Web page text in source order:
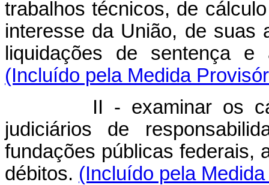
trabalhos técnicos, de
interesse da União, de suas
liquidações de sentença
(Incluído pela Medida
II - examinar os
judiciários de
fundações públicas federais,
débitos. (Incluído pela